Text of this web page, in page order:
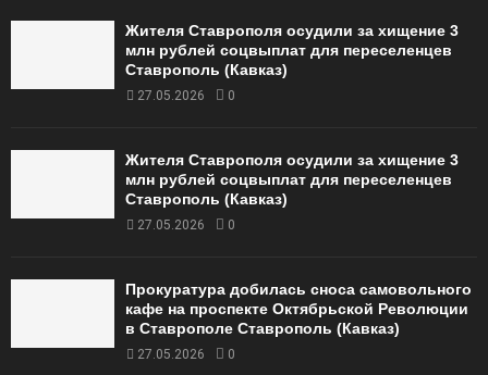
Жителя Ставрополя осудили за хищение 3
млн рублей соцвыплат для переселенцев
Ставрополь (Кавказ)
27.05.2026 0
Жителя Ставрополя осудили за хищение 3
млн рублей соцвыплат для переселенцев
Ставрополь (Кавказ)
27.05.2026 0
Прокуратура добилась сноса самовольного
кафе на проспекте Октябрьской Революции
в Ставрополе Ставрополь (Кавказ)
27.05.2026 0